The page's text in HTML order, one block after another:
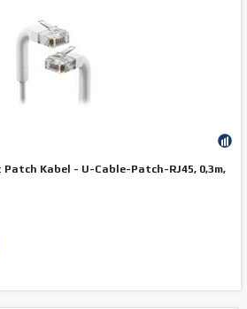
Kabel - U-Cable-Patch-RJ45, 0,3m,